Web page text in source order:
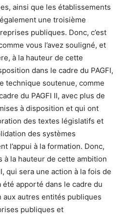
ainsi que les établissements
une troisième
publiques. Donc, c’est
vous l’avez souligné, et
à la hauteur de cette
dans le cadre du PAGFI,
technique soutenue, comme
du PAGFI II, avec plus de
à disposition et qui ont
des textes législatifs et
des systèmes
l’appui à la formation. Donc,
à la hauteur de cette ambition
qui sera une action à la fois de
apporté dans le cadre du
aux autres entités publiques
publiques et